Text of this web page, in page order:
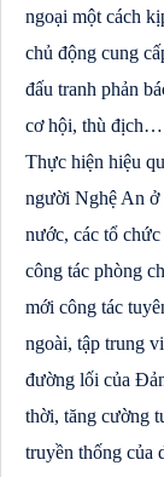
ngoại một cách
chủ động cung
đấu tranh phản
cơ hội, thù địch…
Thực hiện hiệu
người Nghệ An ở
nước, các tổ
công tác phòng
mới công tác
ngoài, tập trung
đường lối của
thời, tăng cường
truyền thống của